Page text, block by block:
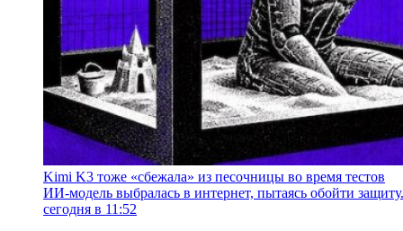
Kimi K3 тоже «сбежала» из песочницы во время тестов
ИИ-модель выбралась в интернет, пытаясь обойти защиту.
сегодня в 11:52